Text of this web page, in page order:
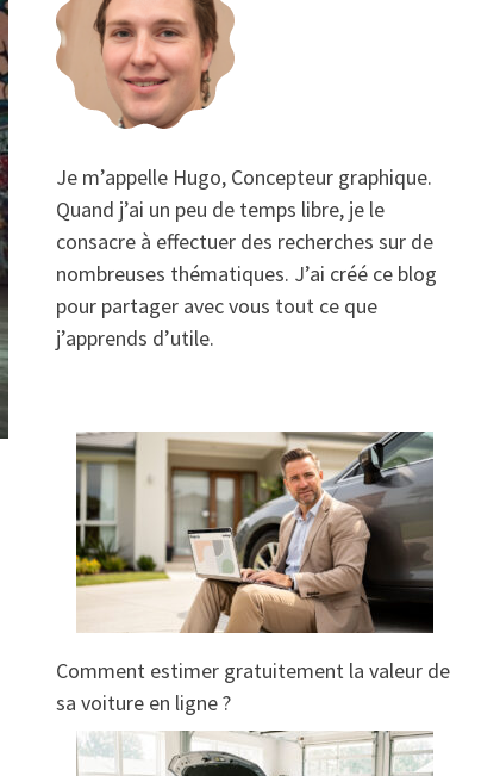
Je m’appelle Hugo, Concepteur graphique.
Quand j’ai un peu de temps libre, je le
consacre à effectuer des recherches sur de
nombreuses thématiques. J’ai créé ce blog
pour partager avec vous tout ce que
j’apprends d’utile.
Comment estimer gratuitement la valeur de
sa voiture en ligne ?